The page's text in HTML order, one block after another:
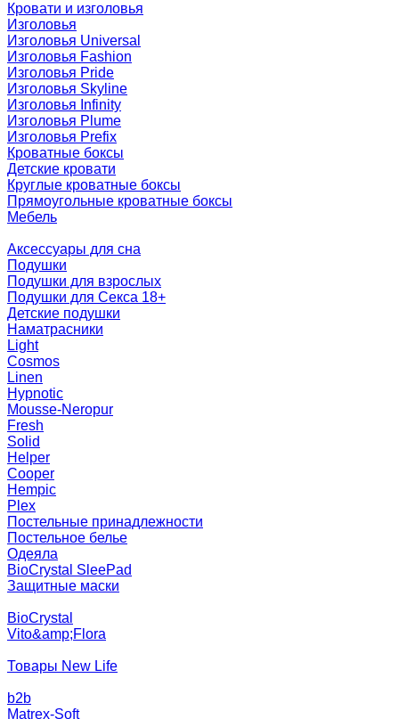
Кровати и изголовья
Изголовья
Изголовья Universal
Изголовья Fashion
Изголовья Pride
Изголовья Skyline
Изголовья Infinity
Изголовья Plume
Изголовья Prefix
Кроватные боксы
Детские кровати
Круглые кроватные боксы
Прямоугольные кроватные боксы
Мебель
Аксессуары для сна
Подушки
Подушки для взрослых
Подушки для Секса 18+
Детские подушки
Наматрасники
Light
Cosmos
Linen
Hypnotic
Mousse-Neropur
Fresh
Solid
Helper
Cooper
Hempic
Plex
Постельные принадлежности
Постельное белье
Одеяла
BioCrystal SleePad
Защитные маски
BioCrystal
Vito&amp;Flora
Товары New Life
b2b
Matrex-Soft